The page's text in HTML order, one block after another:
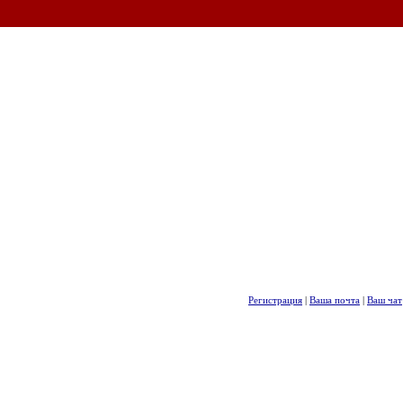
Регистрация | Ваша почта | Ваш чат